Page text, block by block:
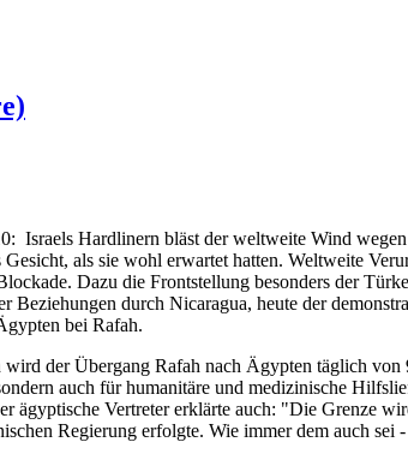
Israels Hardlinern bläst der weltweite Wind
Gesicht, als sie wohl erwartet hatten. Weltweite
Dazu die Frontstellung besonders der
durch Nicaragua, heute der
bei Rafah.
der Übergang Rafah nach Ägypten täglich
auch für humanitäre und medizinische
ägyptische Vertreter erklärte auch: "Die Grenze
Regierung erfolgte. Wie immer dem auch